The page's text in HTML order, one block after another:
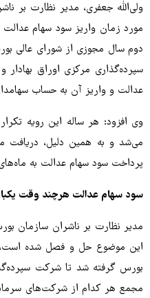
ولی‌الله جعفری، مدیر نظارت بر
دوم سال مجوزی از شورای عالی
سپرده‌گذاری مرکزی اوراق
عدالت و واریز آن به حساب
وی افزود: هر ساله این رویه
می‌شد و به همین دلیل، دریافت
پرداخت سود سهام عدالت به
سود سهام عدالت هرچند وقت
مدیر نظارت بر ناشران سازمان
این موضوع حل و فصل شده
بورس گرفته شد تا شرکت
مجمع هر کدام از شرکت‌های